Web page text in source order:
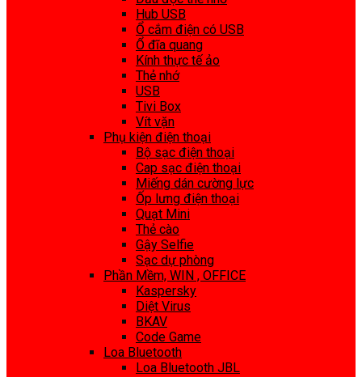
Hub USB
Ổ cắm điện có USB
Ổ đĩa quang
Kính thực tế ảo
Thẻ nhớ
USB
Tivi Box
Vít vặn
Phụ kiện điện thoại
Bộ sạc điện thoại
Cap sạc điện thoại
Miếng dán cường lực
Ốp lưng điện thoại
Quạt Mini
Thẻ cào
Gậy Selfie
Sạc dự phòng
Phần Mềm, WIN , OFFICE
Kaspersky
Diệt Virus
BKAV
Code Game
Loa Bluetooth
Loa Bluetooth JBL